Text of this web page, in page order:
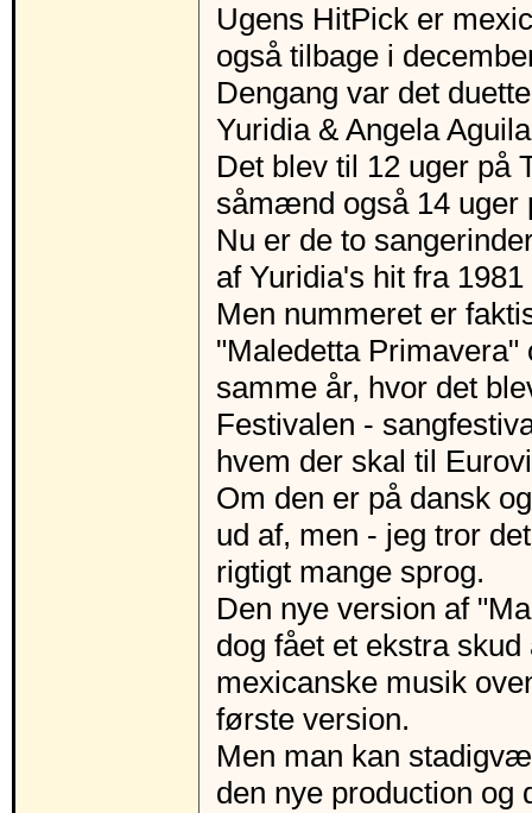
Ugens HitPick er
også tilbage i
Dengang var det
Yuridia & Angela
Det blev til 12 uger på
såmænd også 14 uger
Nu er de to
af Yuridia's hit fra
Men nummeret er
"Maledetta Primavera"
samme år, hvor det
Festivalen -
hvem der skal til
Om den er på dansk
ud af, men - jeg tror
rigtigt mange sprog.
Den nye version af
dog fået et ekstra
mexicanske musik
første version.
Men man kan
den nye production og